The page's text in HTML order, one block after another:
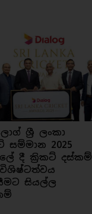
ශ්‍රී ලංකා
සම්මාන 2025
දී ක්‍රිකට් දස්කම්
සියල්ල